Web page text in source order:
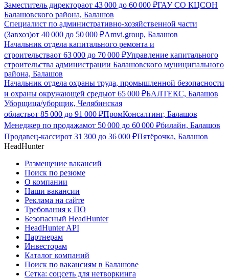
Заместитель директораот 43 000 до 60 000 ₽ГАУ СО КЦСОН
Балашовского района, Балашов
Специалист по административно-хозяйственной части
(Завхоз)от 40 000 до 50 000 ₽Amvi.group, Балашов
Начальник отдела капитального ремонта и
строительстваот 63 000 до 70 000 ₽Управление капитального
строительства администрации Балашовского муниципального
района, Балашов
Начальник отдела охраны труда, промышленной безопасности
и охраны окружающей средыот 65 000 ₽БАЛТЕКС, Балашов
Уборщица/уборщик, Челябинская
областьот 85 000 до 91 000 ₽ПромКонсалтинг, Балашов
Менеджер по продажамот 50 000 до 60 000 ₽билайн, Балашов
Продавец-кассирот 31 300 до 36 000 ₽Пятёрочка, Балашов
HeadHunter
Размещение вакансий
Поиск по резюме
О компании
Наши вакансии
Реклама на сайте
Требования к ПО
Безопасный HeadHunter
HeadHunter API
Партнерам
Инвесторам
Каталог компаний
Поиск по вакансиям в Балашове
Сетка: соцсеть для нетворкинга